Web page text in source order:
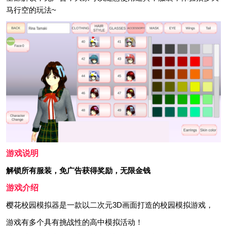
马行空的玩法~
游戏说明
解锁所有服装，免广告获得奖励，无限金钱
游戏介绍
樱花校园模拟器是一款以二次元3D画面打造的校园模拟游戏，
游戏有多个具有挑战性的高中模拟活动！